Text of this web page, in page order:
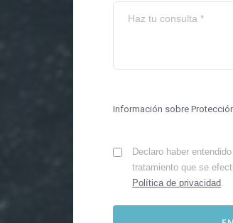
Información sobre
Declaro haber
tratamiento que se
Política de privacidad.